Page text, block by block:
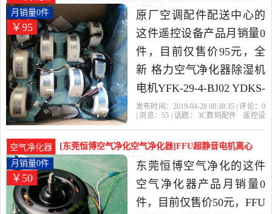
高的遥控设备，由广东 广
州发货。
器除湿机电机YFK月销量0件仅售95元
￥95
月销量0件
原厂空调配件配送中心的
这件遥控设备产品月销量0
件，目前仅售价95元，全
新 格力空气净化器除湿机
电机YFK-29-4-BJ02 YDKS-
18-4是2019年原厂空调配件
当中性价比很高的遥控设
备，由广东 广州发货。
发布时间：2019-04-28 08:38:35 | 评论： 0
| 浏览：55 | 话题： 3C数码配件
遥控设
空气净化器
[东莞恒博空气净化空气净化器]FFU超静音电机离心
风叶FFU工业车月销量0件仅售50元
￥50
月销量0件
东莞恒博空气净化的这件
空气净化器产品月销量0
件，目前仅售价50元，FFU